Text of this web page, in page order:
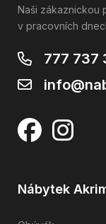
Naši zákaznickou
v pracovních
777 737
Nábytek